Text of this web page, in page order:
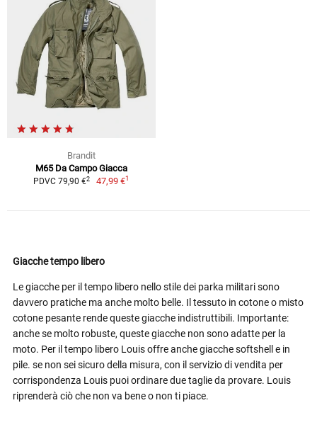
Brandit
M65 Da Campo Giacca
PDVC 79,90 €2 47,99 €1
Giacche tempo libero
Le giacche per il tempo libero nello stile dei parka militari sono
davvero pratiche ma anche molto belle. Il tessuto in cotone o misto
cotone pesante rende queste giacche indistruttibili. Importante:
anche se molto robuste, queste giacche non sono adatte per la
moto. Per il tempo libero Louis offre anche giacche softshell e in
pile. se non sei sicuro della misura, con il servizio di vendita per
corrispondenza Louis puoi ordinare due taglie da provare. Louis
riprenderà ciò che non va bene o non ti piace.